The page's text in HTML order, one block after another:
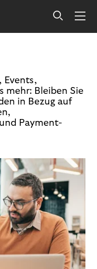
Events,
mehr: Bleiben Sie
in Bezug auf
Payment-